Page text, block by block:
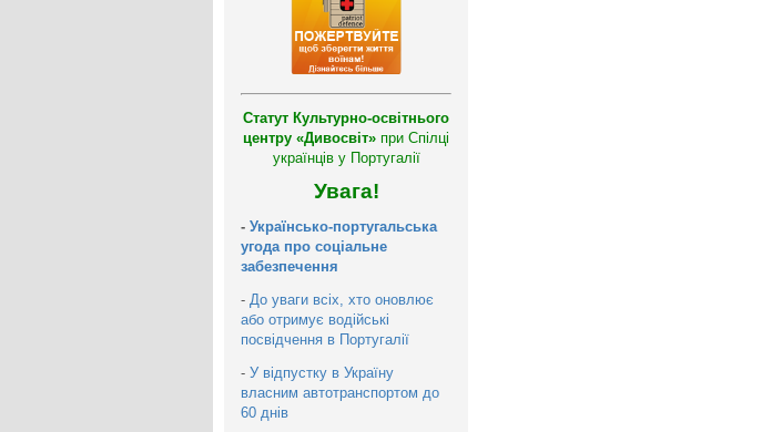
Статут Культурно-освітнього
центру «Дивосвіт» при Спілці
українців у Португалії
Увага!
- Українсько-португальська
угода про соціальне
забезпечення
- До уваги всіх, хто оновлює
або отримує водійські
посвідчення в Португалії
- У відпустку в Україну
власним автотранспортом до
60 днів